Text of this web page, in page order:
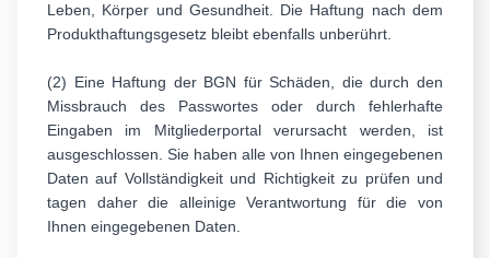
Leben, Körper und Gesundheit. Die Haftung nach dem
Produkthaftungsgesetz bleibt ebenfalls unberührt.
(2) Eine Haftung der BGN für Schäden, die durch den
Missbrauch des Passwortes oder durch fehlerhafte
Eingaben im Mitgliederportal verursacht werden, ist
ausgeschlossen. Sie haben alle von Ihnen eingegebenen
Daten auf Vollständigkeit und Richtigkeit zu prüfen und
tagen daher die alleinige Verantwortung für die von
Ihnen eingegebenen Daten.